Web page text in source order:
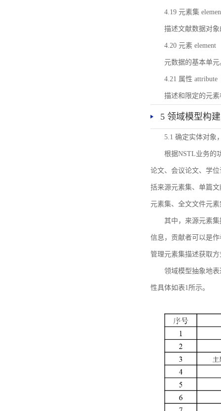
4.19 元素集
描述文献数据对
4.20 元素 element
元数据的基本单元
4.21 属性 attribute
描述和限定的元
5 领域模型构建
5.1 确定实体对象
根据NSTL业务的
论文、会议论文、学
括来源元素集、单篇
元素集、全文文件元
其中，来源元素
信息，贡献者可以是
管理元素集描述获取
领域模型抽象地
性具体如表1所示。